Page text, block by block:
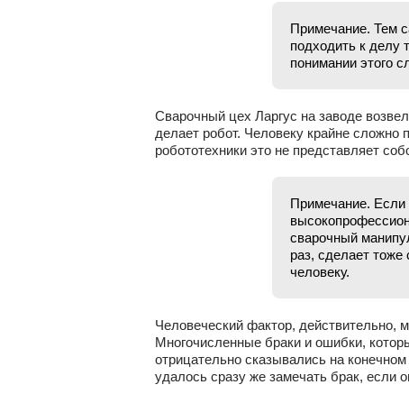
Примечание. Тем
подходить к делу
понимании этого
Сварочный цех Ларгус на заводе
делает робот. Человеку крайне сложно
робототехники это не представляет
Примечание. Если
сварочный
раз, сделает тоже
человеку.
Человеческий фактор, действительно,
Многочисленные браки и ошибки,
отрицательно сказывались на
удалось сразу же замечать брак, если